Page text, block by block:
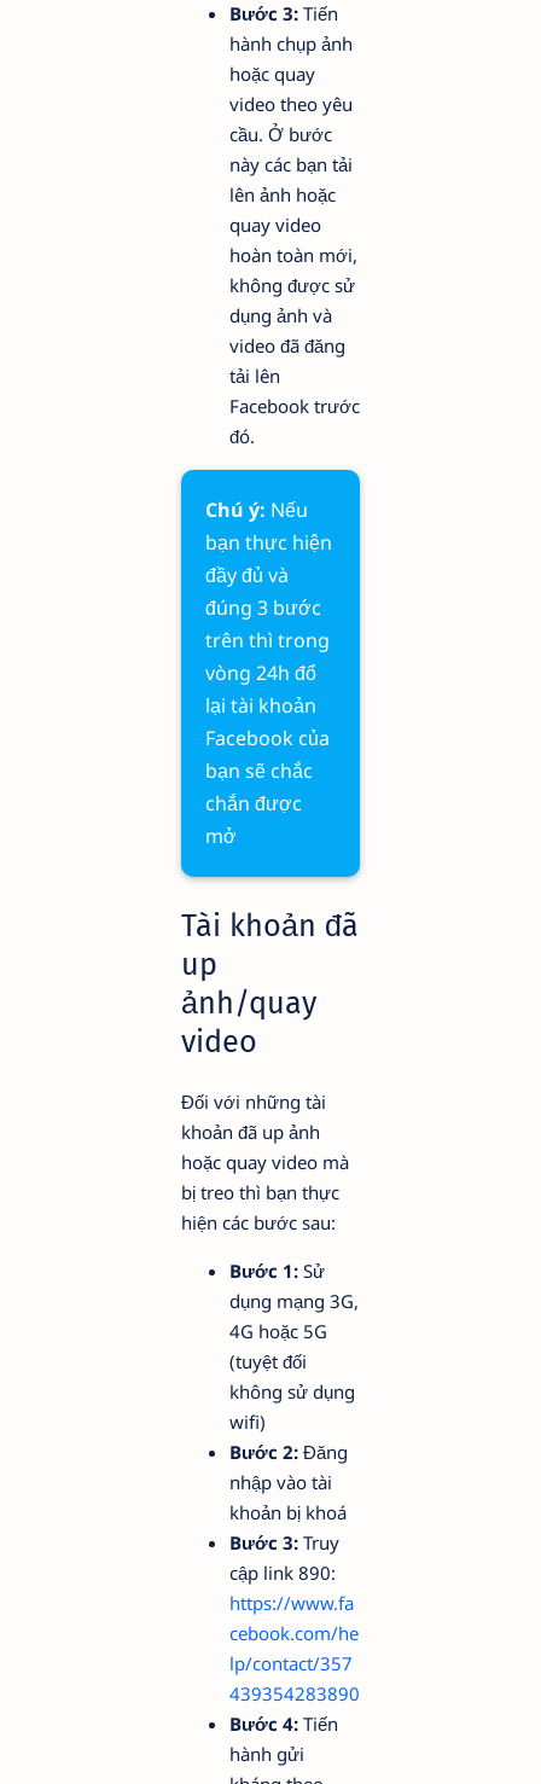
Bước 3: Tiến
hành chụp ảnh
hoặc quay
video theo yêu
cầu. Ở bước
này các bạn tải
lên ảnh hoặc
quay video
hoàn toàn mới,
không được sử
dụng ảnh và
video đã đăng
tải lên
Facebook trước
đó.
Chú ý: Nếu
bạn thực hiện
đầy đủ và
đúng 3 bước
trên thì trong
vòng 24h đổ
lại tài khoản
Facebook của
bạn sẽ chắc
chắn được
mở
Tài khoản đã
up
ảnh/quay
video
Đối với những tài
khoản đã up ảnh
hoặc quay video mà
bị treo thì bạn thực
hiện các bước sau:
Bước 1: Sử
dụng mạng 3G,
4G hoặc 5G
(tuyệt đối
không sử dụng
wifi)
Bước 2: Đăng
nhập vào tài
khoản bị khoá
Bước 3: Truy
cập link 890:
https://www.fa
cebook.com/he
lp/contact/357
439354283890
Bước 4: Tiến
hành gửi